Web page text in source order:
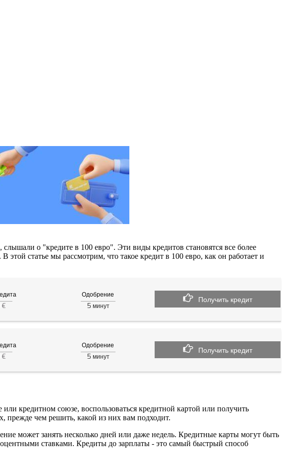
о "кредите в 100 евро". Эти виды кредитов становятся все более
статье мы рассмотрим, что такое кредит в 100 евро, как он работает и
€
Одобрение
5 минут
Получить кредит
€
Одобрение
5 минут
Получить кредит
кредитном союзе, воспользоваться кредитной картой или получить
прежде чем решить, какой из них вам подходит.
может занять несколько дней или даже недель. Кредитные карты могут быть
ставками. Кредиты до зарплаты - это самый быстрый способ